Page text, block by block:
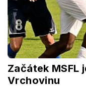
Začátek MSFL
Vrchovinu